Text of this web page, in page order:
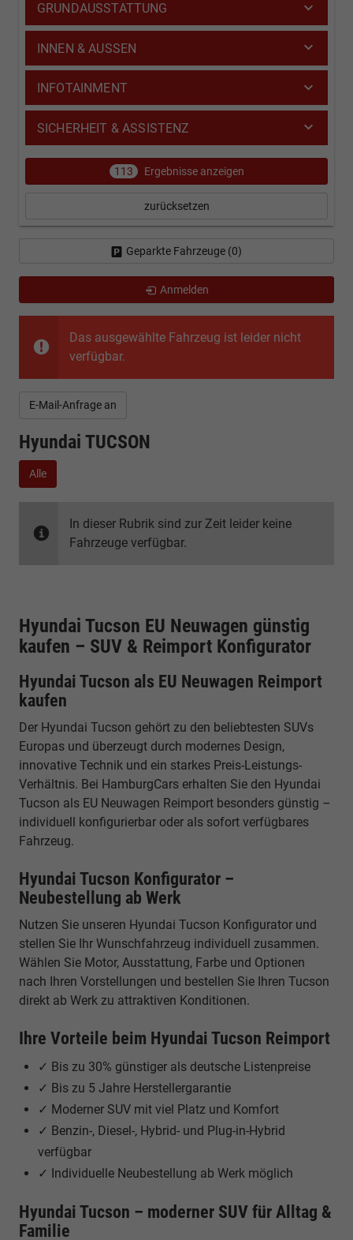
Das ausgewählte Fahrzeug ist leider nicht
verfügbar.
E-Mail-Anfrage an
Hyundai TUCSON
Alle
In dieser Rubrik sind zur Zeit leider keine
Fahrzeuge verfügbar.
Hyundai Tucson EU Neuwagen günstig
kaufen – SUV & Reimport Konfigurator
Hyundai Tucson als EU Neuwagen Reimport
kaufen
Der Hyundai Tucson gehört zu den beliebtesten SUVs
Europas und überzeugt durch modernes Design,
innovative Technik und ein starkes Preis-Leistungs-
Verhältnis. Bei HamburgCars erhalten Sie den Hyundai
Tucson als EU Neuwagen Reimport besonders günstig –
individuell konfigurierbar oder als sofort verfügbares
Fahrzeug.
Hyundai Tucson Konfigurator –
Neubestellung ab Werk
Nutzen Sie unseren Hyundai Tucson Konfigurator und
stellen Sie Ihr Wunschfahrzeug individuell zusammen.
Wählen Sie Motor, Ausstattung, Farbe und Optionen
nach Ihren Vorstellungen und bestellen Sie Ihren Tucson
direkt ab Werk zu attraktiven Konditionen.
Ihre Vorteile beim Hyundai Tucson Reimport
✓ Bis zu 30% günstiger als deutsche Listenpreise
✓ Bis zu 5 Jahre Herstellergarantie
✓ Moderner SUV mit viel Platz und Komfort
✓ Benzin-, Diesel-, Hybrid- und Plug-in-Hybrid
verfügbar
✓ Individuelle Neubestellung ab Werk möglich
Hyundai Tucson – moderner SUV für Alltag &
Familie
GRUNDAUSSTATTUNG
INNEN & AUSSEN
INFOTAINMENT
SICHERHEIT & ASSISTENZ
113 Ergebnisse anzeigen
zurücksetzen
Geparkte Fahrzeuge (0)
Anmelden